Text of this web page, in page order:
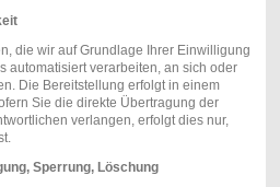
die wir auf Grundlage Ihrer Einwilligung
automatisiert verarbeiten, an sich oder
Die Bereitstellung erfolgt in einem
Sie die direkte Übertragung der
verlangen, erfolgt dies nur,
Sperrung, Löschung